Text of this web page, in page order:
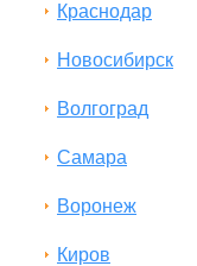
Краснодар
Новосибирск
Волгоград
Самара
Воронеж
Киров